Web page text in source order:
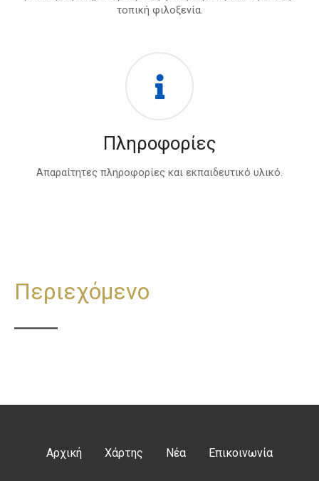
τοπική φιλοξενία.
Πληροφορίες
Απαραίτητες πληροφορίες και εκπαιδευτικό υλικό.
Περιεχόμενο
Αρχική Χάρτης Νέα Επικοινωνία